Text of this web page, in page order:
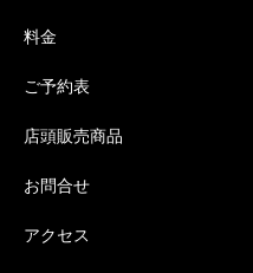
料金
ご予約表
店頭販売商品
お問合せ
アクセス